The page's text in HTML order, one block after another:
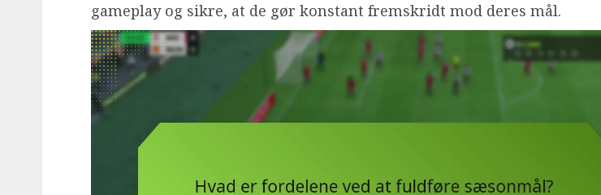
gameplay og sikre, at de gør konstant fremskridt mod deres mål.